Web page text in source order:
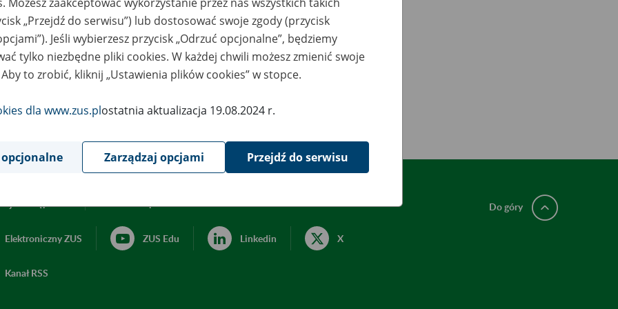
Elektroniczny ZUS ZUS Edu Linkedin X
Kanał RSS
Do góry
„Przejdź do serwisu”) lub dostosować swoje zgody (przycisk
Jeśli wybierzesz przycisk „Odrzuć opcjonalne”, będziemy
tylko niezbędne pliki cookies. W każdej chwili możesz zmienić swoje
to zrobić, kliknij „Ustawienia plików cookies” w stopce.
dla www.zus.plostatnia aktualizacja 19.08.2024 r.
Zarządzaj opcjami Przejdź do serwisu